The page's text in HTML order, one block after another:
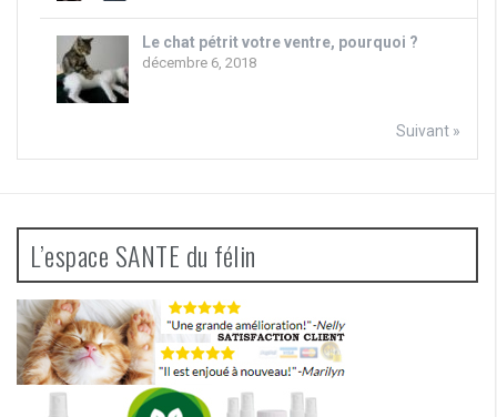
Le chat pétrit votre ventre, pourquoi ?
décembre 6, 2018
Suivant »
L’espace SANTE du félin